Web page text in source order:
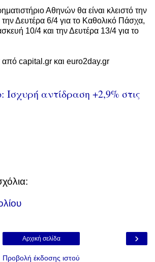
Αθηνών θα είναι κλειστό την
Δευτέρα 6/4 για το Καθολικό Πάσχα,
10/4 και την Δευτέρα 13/4 για το
από capital.gr και euro2day.gr
Ισχυρή αντίδραση +2,9% στις
›
Αρχική σελίδα
Προβολή έκδοσης ιστού